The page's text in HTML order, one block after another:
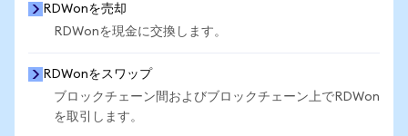
RDWonを売却
RDWonを現金に交換します。
RDWonをスワップ
ブロックチェーン間およびブロックチェーン上でRDWon
を取引します。